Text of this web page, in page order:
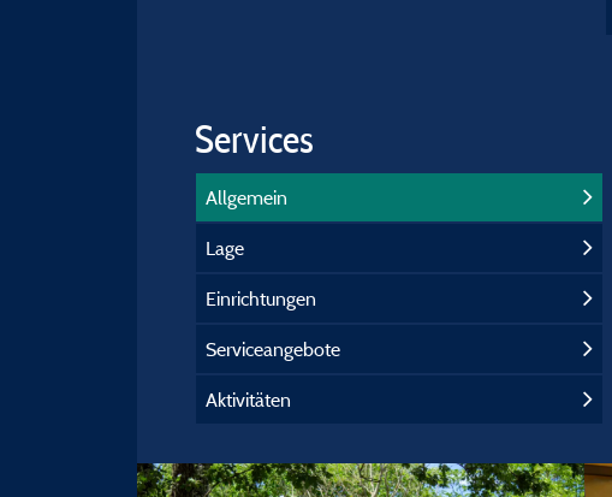
Services
Allgemein
Lage
Einrichtungen
Serviceangebote
Aktivitäten